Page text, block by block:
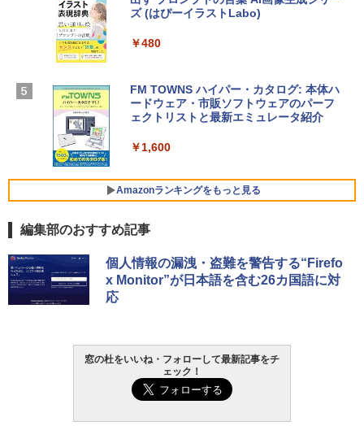
￥278,800
SSD インテル Core 5
￥129,800
ersonal/Copilotキー搭載/Win 11/15.6型/
Core i5/16GB/SSD 512GB/ホワイト) FM
VWK3E15W_AZ
￥139,880
Microsoft Office Home & Business 202
4(最新 永続版)|オンラインコード版|Wind
Windows版 | Minecraft (マインクラフ
ト): Java & Bedrock Edition | オンライ
ズ (はぴーイラストLabo)
￥480
FM TOWNS ハイパー・カタログ: 本体ハ
ードウェア・市販ソフトウェアのパーフ
ェクトリストと最新エミュレータ紹介
￥1,600
Amazonランキングをもっと見る
Amazon Kindle - 目に優しい、かさばら
ない、大きな画面で読みやすい、6週間持
続バッテリー、6インチディスプレイ電子
￥16,980
Kindle Paperwhite シグニチャーエディ
ション (32GB) 7インチディスプレイ、明
編集部のおすすめ記事
個人情報の漏洩・盗難を警告する“Firefo
x Monitor”が日本語を含む26カ国語に対
応
窓の杜をいいね・フォローして最新記事をチ
ェック！